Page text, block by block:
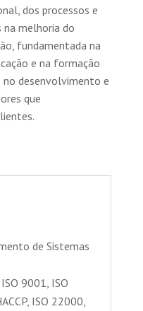
dos processos e
na melhoria do
fundamentada na
e na formação
desenvolvimento e
que
de Sistemas
9001, ISO
ISO 22000,